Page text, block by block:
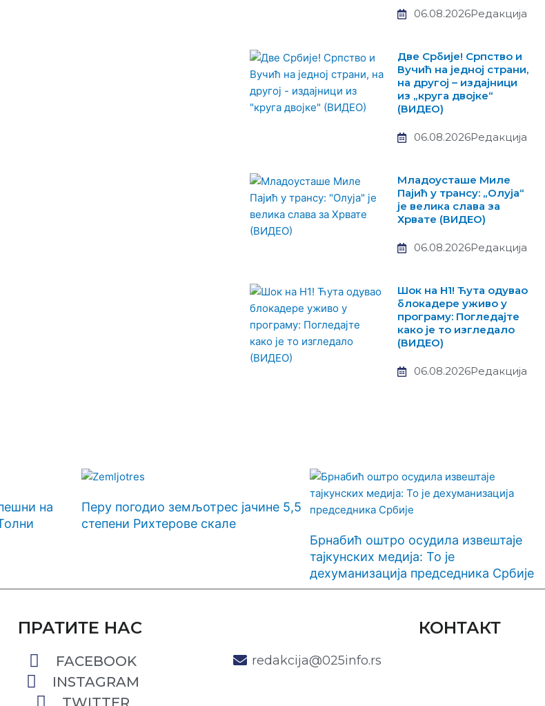
06.08.2026Редакција
Две Србије! Српство и
Вучић на једној страни,
на другој – издајници
из „круга двојке“
(ВИДЕО)
06.08.2026Редакција
Младоусташе Миле
Пајић у трансу: „Олуја“
је велика слава за
Хрвате (ВИДЕО)
06.08.2026Редакција
Шок на Н1! Ћута одувао
блокадере уживо у
програму: Погледајте
како је то изгледало
(ВИДЕО)
06.08.2026Редакција
на
Перу погодио земљотрес јачине 5,5
степени Рихтерове скале
Брнабић оштро осудила извештаје
тајкунских медија: То је
дехуманизација председника Србије
ПРАТИТЕ НАС
FACEBOOK
INSTAGRAM
TWITTER
КОНТАКТ
redakcija@025info.rs